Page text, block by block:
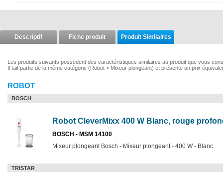
Descriptif Fiche produit Produit Similaires
Les produits suivants possèdent des caractéristiques similaires au produit que vous
Il fait partie de la même catégorie (Robot > Mixeur plongeant) et présente un prix
ROBOT
BOSCH
Robot CleverMixx 400 W Blanc, rouge
BOSCH - MSM 14100
Mixeur plongeant Bosch - Mixeur plongeant - 400 W - Blanc
TRISTAR